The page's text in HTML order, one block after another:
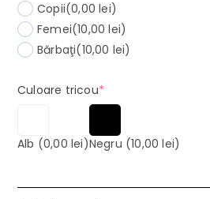
Copii(0,00 lei)
Femei(10,00 lei)
Bărbaţi(10,00 lei)
Culoare tricou*(required)
Alb (0,00 lei)Negru (10,00 lei)